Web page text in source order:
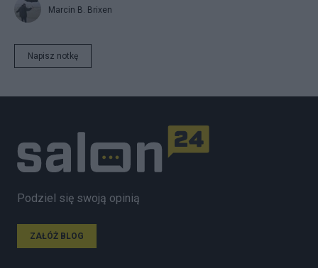
Marcin B. Brixen
Napisz notkę
Podziel się swoją opinią
ZAŁÓŻ BLOG